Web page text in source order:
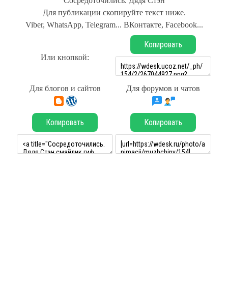
Для публикации скопируйте текст ниже.
Viber, WhatsApp, Telegram... ВКонтакте, Facebook...
Или кнопкой:
Копировать
Для блогов и сайтов Для форумов и чатов
Копировать Копировать